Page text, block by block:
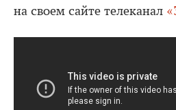
на своем сайте телеканал